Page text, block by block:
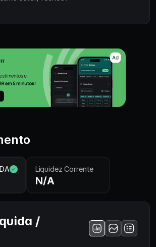
Liquidez Corrente
N/A
/